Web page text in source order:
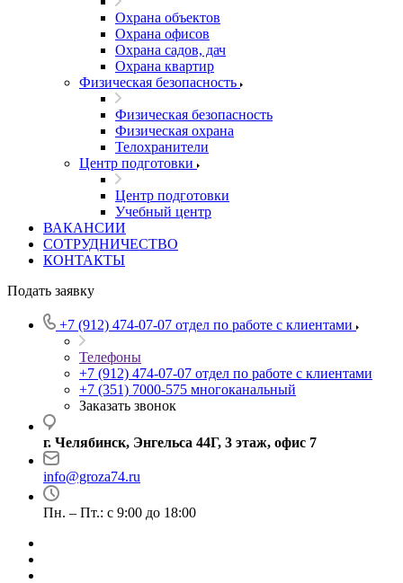
Охрана объектов
Охрана офисов
Охрана садов, дач
Охрана квартир
Физическая безопасность
Физическая безопасность
Физическая охрана
Телохранители
Центр подготовки
Центр подготовки
Учебный центр
ВАКАНСИИ
СОТРУДНИЧЕСТВО
КОНТАКТЫ
Подать заявку
+7 (912) 474-07-07 отдел по работе с клиентами
Телефоны
+7 (912) 474-07-07 отдел по работе с клиентами
+7 (351) 7000-575 многоканальный
Заказать звонок
г. Челябинск, Энгельса 44Г, 3 этаж, офис 7
info@groza74.ru
Пн. – Пт.: с 9:00 до 18:00